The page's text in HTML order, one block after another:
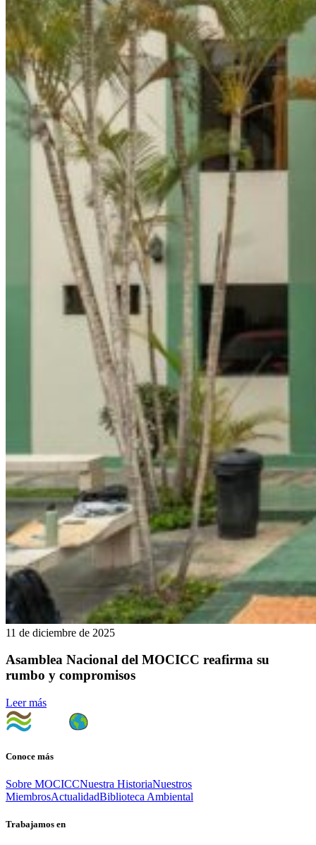
11 de diciembre de 2025
Asamblea Nacional del MOCICC reafirma su
rumbo y compromisos
Leer más
Conoce más
Sobre MOCICCNuestra HistoriaNuestros
MiembrosActualidadBiblioteca Ambiental
Trabajamos en